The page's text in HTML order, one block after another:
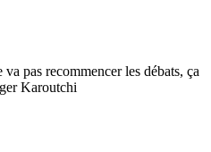
pas recommencer les débats, ça
Karoutchi